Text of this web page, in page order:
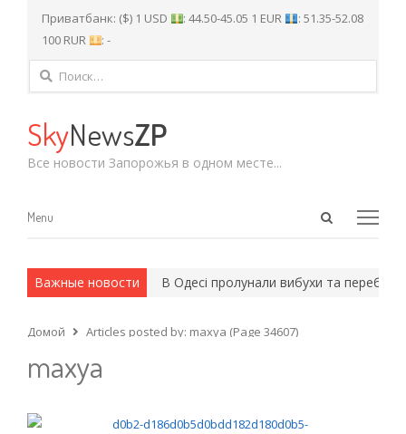
Приватбанк: ($) 1 USD : 44.50-45.05 1 EUR
: 51.35-52.08
100 RUR
: -
Найти:
SkyNewsZP
Все новости Запорожья в одном месте...
Open
Menu
Menu
Важные новости
армейские методы. В Одесі пролунали вибухи та перебої зі
Домой Articles posted by: maxya (Page 34607)
maxya